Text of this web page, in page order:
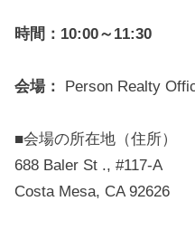
時間：10:00～11:30
会場： Person Realty
■会場の所在地（住所）
688 Baler St ., #117-A
Costa Mesa, CA 92626